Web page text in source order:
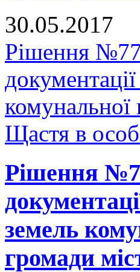
30.05.2017
Рішення
комунальної
Щастя в
Рішення
земель
громади